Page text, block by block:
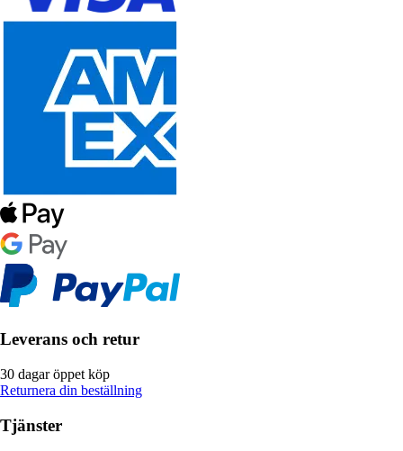
Leverans och retur
30 dagar öppet köp
Returnera din beställning
Tjänster